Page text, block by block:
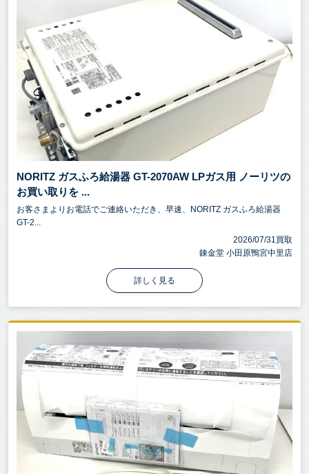
NORITZ ガスふろ給湯器 GT-2070AW LPガス用 ノーリツの
お買い取りを ...
お客さまよりお電話でご連絡いただき、早速、NORITZ ガスふろ給湯器
GT-2...
2026/07/31買取
錬金堂 小田原鴨宮中里店
詳しく見る